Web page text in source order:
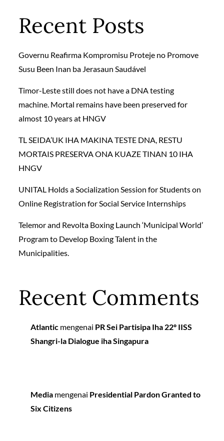
Recent Posts
Governu Reafirma Kompromisu Proteje no Promove
Susu Been Inan ba Jerasaun Saudável
Timor-Leste still does not have a DNA testing
machine. Mortal remains have been preserved for
almost 10 years at HNGV
TL SEIDA’UK IHA MAKINA TESTE DNA, RESTU
MORTAIS PRESERVA ONA KUAZE TINAN 10 IHA
HNGV
UNITAL Holds a Socialization Session for Students on
Online Registration for Social Service Internships
Telemor and Revolta Boxing Launch ‘Municipal World’
Program to Develop Boxing Talent in the
Municipalities.
Recent Comments
Atlantic mengenai PR Sei Partisipa Iha 22º IISS
Shangri-la Dialogue iha Singapura
Media mengenai Presidential Pardon Granted to
Six Citizens